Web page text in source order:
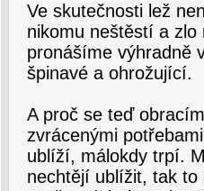
Ve skutečnosti lež
nikomu neštěstí a
pronášíme výhradně
špinavé a ohrožující.
A proč se teď
zvrácenými
ublíží, málokdy trpí.
nechtějí ublížit, tak to